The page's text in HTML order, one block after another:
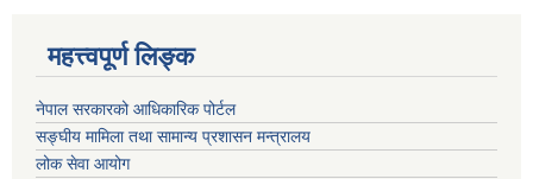
महत्त्वपूर्ण लिङ्क
नेपाल सरकारको आधिकारिक पोर्टल
सङ्‍घीय मामिला तथा सामान्य प्रशासन मन्त्रालय
लोक सेवा आयोग